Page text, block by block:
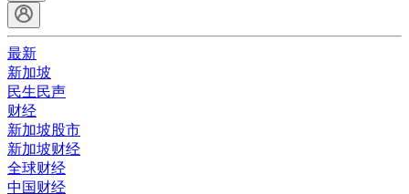
最新
新加坡
民生民声
财经
新加坡股市
新加坡财经
全球财经
中国财经